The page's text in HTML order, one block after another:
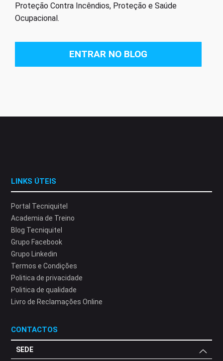
Proteção Contra Incêndios, Proteção e Saúde
Ocupacional.
ENTRAR NO BLOG
LINKS ÚTEIS
Portal Tecniquitel
Academia de Treino
Blog Tecniquitel
Grupo Facebook
Grupo Linkedin
Termos e Condições
Politica de privacidade
Politica de qualidade
Livro de Reclamações Online
CONTACTOS
SEDE